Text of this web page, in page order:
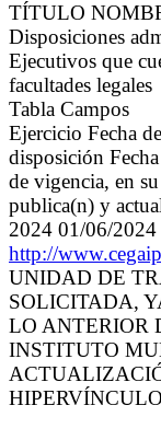
TÍTULO
Disposiciones
Ejecutivos que
facultades legales
Tabla Campos
Ejercicio Fecha
disposición
de vigencia, en
publica(n) y
2024 01/06/
http://
UNIDAD DE
SOLICITADA,
LO ANTERIOR
INSTITUTO